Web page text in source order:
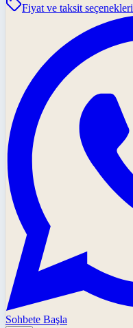
Fiyat ve taksit seçenekleri
Sohbete Başla